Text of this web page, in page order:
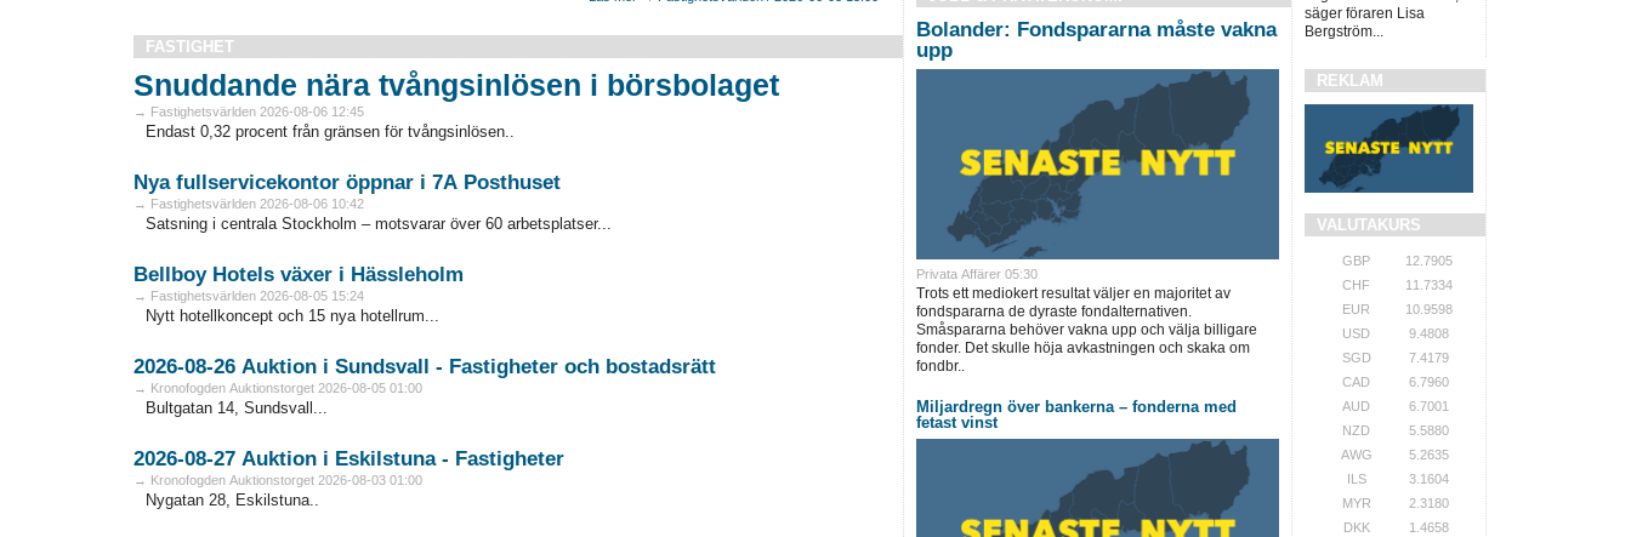
FASTIGHET
Snuddande nära tvångsinlösen i börsbolaget
→ Fastighetsvärlden 2026-08-06 12:45
Endast 0,32 procent från gränsen för tvångsinlösen..
Nya fullservicekontor öppnar i 7A Posthuset
→ Fastighetsvärlden 2026-08-06 10:42
Satsning i centrala Stockholm – motsvarar över 60 arbetsplatser...
Bellboy Hotels växer i Hässleholm
→ Fastighetsvärlden 2026-08-05 15:24
Nytt hotellkoncept och 15 nya hotellrum...
2026-08-26 Auktion i Sundsvall - Fastigheter och bostadsrätt
→ Kronofogden Auktionstorget 2026-08-05 01:00
Bultgatan 14, Sundsvall...
2026-08-27 Auktion i Eskilstuna - Fastigheter
→ Kronofogden Auktionstorget 2026-08-03 01:00
Nygatan 28, Eskilstuna..
Bolander: Fondspararna måste vakna
upp
Privata Affärer 05:30
Trots ett mediokert resultat väljer en majoritet av
fondspararna de dyraste fondalternativen.
Småspararna behöver vakna upp och välja billigare
fonder. Det skulle höja avkastningen och skaka om
fondbr..
Miljardregn över bankerna – fonderna med
fetast vinst
säger föraren Lisa
Bergström...
REKLAM
VALUTAKURS
GBP
12.7905
CHF
11.7334
EUR
10.9598
USD
9.4808
SGD
7.4179
CAD
6.7960
AUD
6.7001
NZD
5.5880
AWG
5.2635
ILS
3.1604
MYR
2.3180
DKK
1.4658